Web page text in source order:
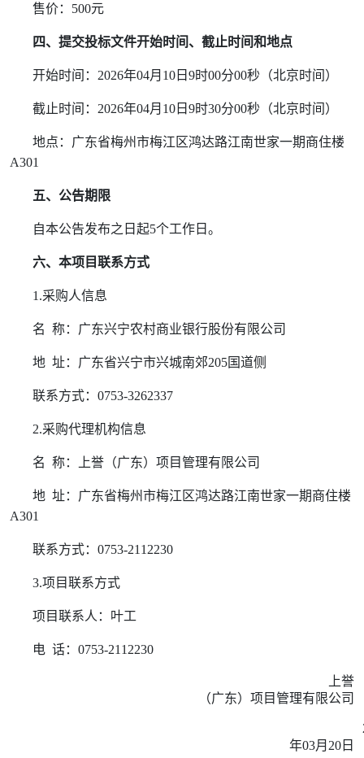
售价： 500元
四、提交投标文件开始时间、截止时间和地点
开始时间： 2026年04月 10 日 9时00分00秒（北京时间）
截止时间： 2026年04月 10 日 9时30分00秒（北京时间）
地点：广东省梅州市梅江区鸿达路江南世家一期商住楼
A301
五、公告期限
自本公告发布之日起5个工作日。
六、本项目联系方式
1.采购人信息
名 称：广东兴宁农村商业银行股份有限公司
地 址：广东省兴宁市兴城南郊205国道侧
联系方式： 0753-3262337
2.采购代理机构信息
名 称：上誉（广东）项目管理有限公司
地 址：广东省梅州市梅江区鸿达路江南世家一期商住楼
A301
联系方式： 0753-2112230
3.项目联系方式
项目联系人：叶工
电 话： 0753-2112230
上誉
（广东）项目管理有限公司
年03月 20 日